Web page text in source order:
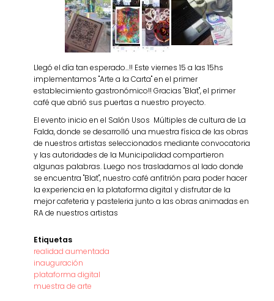
Llegó el día tan esperado...!! Este viernes 15 a las 15hs
implementamos "Arte a la Carta" en el primer
establecimiento gastronómico!! Gracias "Blat", el primer
café que abrió sus puertas a nuestro proyecto.
El evento inicio en el Salón Usos Múltiples de cultura de La
Falda, donde se desarrolló una muestra física de las obras
de nuestros artistas seleccionados mediante convocatoria
y las autoridades de la Municipalidad compartieron
algunas palabras. Luego nos trasladamos al lado donde
se encuentra "Blat", nuestro café anfitrión para poder hacer
la experiencia en la plataforma digital y disfrutar de la
mejor cafeteria y pasteleria junto a las obras animadas en
RA de nuestros artistas
Etiquetas
realidad aumentada
inauguración
plataforma digital
muestra de arte